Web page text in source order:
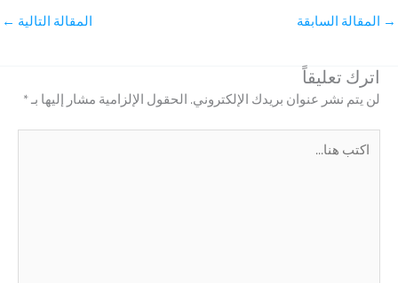
→ المقالة السابقة المقالة التالية ←
اترك تعليقاً
لن يتم نشر عنوان بريدك الإلكتروني.الحقول الإلزامية مشار إليها بـ*
اكتب
هنا...